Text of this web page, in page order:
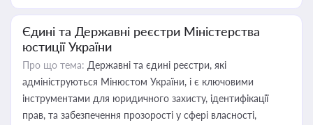
Єдині та Державні реєстри Міністерства
юстиції України
Про що тема: Державні та єдині реєстри, які
адмініструються Мінюстом України, і є ключовими
інструментами для юридичного захисту, ідентифікації
прав, та забезпечення прозорості у сфері власності,